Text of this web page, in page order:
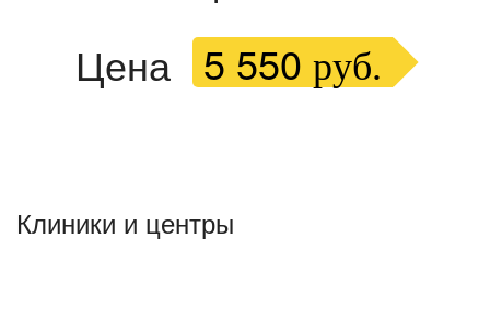
Цена 5 550 руб.
Клиники и центры